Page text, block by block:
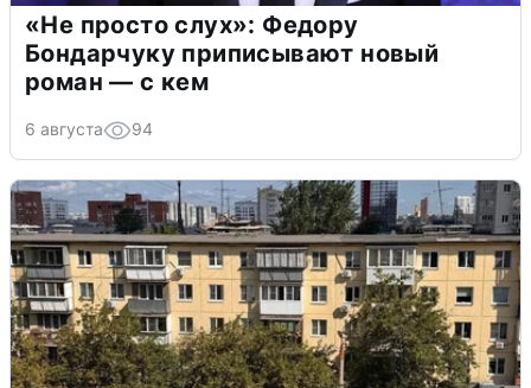
«Не просто слух»: Федору
Бондарчуку приписывают новый
роман — с кем
6 августа 94